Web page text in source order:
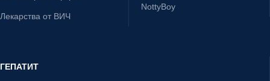
Лекарства от ВИЧ
NottyBoy
ГЕПАТИТ